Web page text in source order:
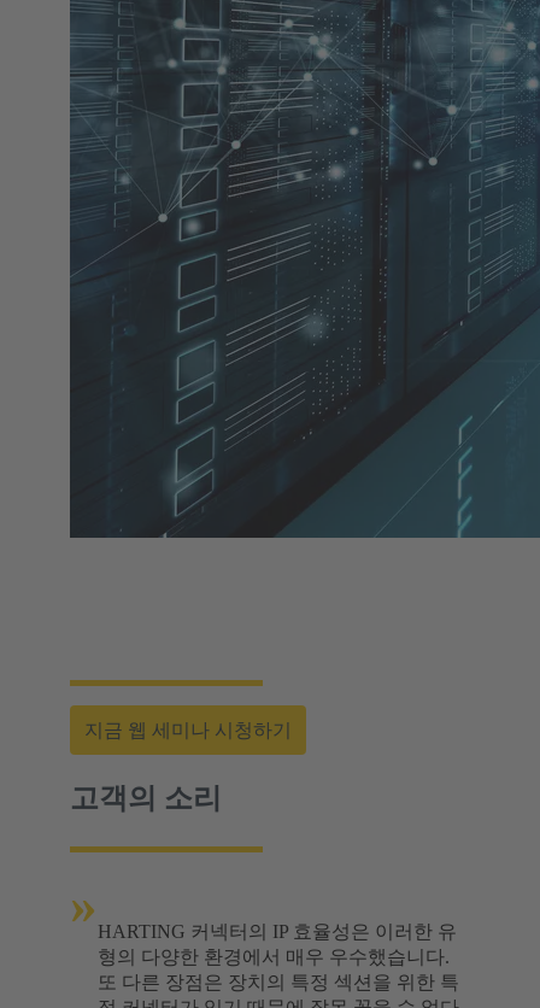
지금 웹 세미나 시청하기
고객의 소리
» HARTING 커넥터의 IP 효율성은 이러한 유
형의 다양한 환경에서 매우 우수했습니다.
또 다른 장점은 장치의 특정 섹션을 위한 특